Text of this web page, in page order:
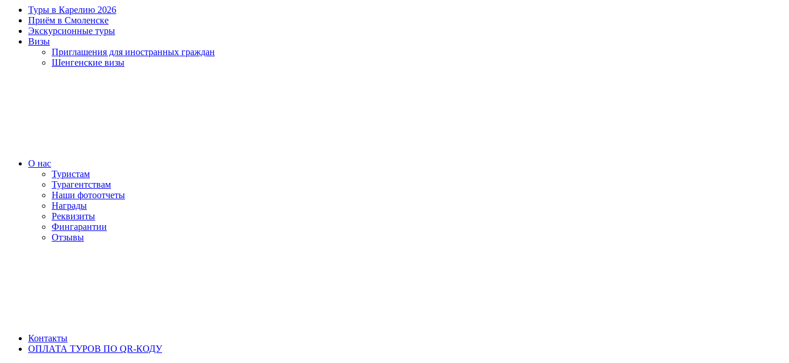
Туры в Карелию 2026
Приём в Смоленске
Экскурсионные туры
Визы
Приглашения для иностранных граждан
Шенгенские визы
О нас
Туристам
Турагентствам
Наши фотоотчеты
Награды
Реквизиты
Фингарантии
Отзывы
Контакты
ОПЛАТА ТУРОВ ПО QR-КОДУ